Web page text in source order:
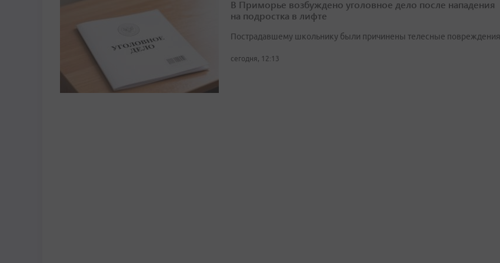
В Приморье возбуждено уголовное дело после нападения
на подростка в лифте
Пострадавшему школьнику были причинены телесные повреждения
сегодня, 12:13